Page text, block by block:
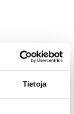
Tietoja
ja hoidon